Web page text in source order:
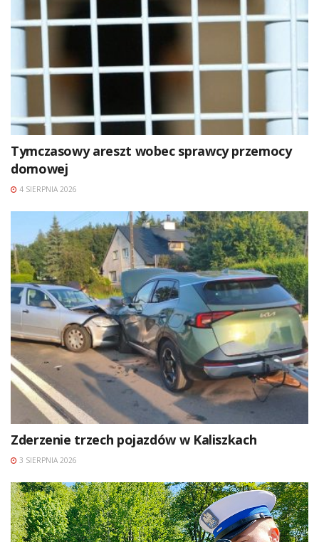
Tymczasowy areszt wobec sprawcy przemocy
domowej
4 SIERPNIA 2026
Zderzenie trzech pojazdów w Kaliszkach
3 SIERPNIA 2026